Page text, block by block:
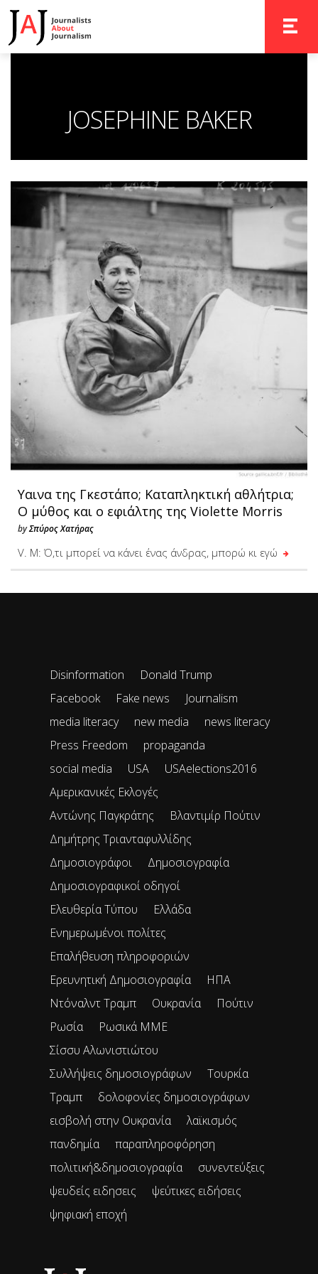
JOSEPHINE BAKER
Υαινα της Γκεστάπο; Καταπληκτική αθλήτρια;
Ο μύθος και ο εφιάλτης της Violette Morris
byΣπύρος Χατήρας
V. M: Ό,τι μπορεί να κάνει ένας άνδρας, μπορώ κι εγώ
Disinformation
Donald Trump
Facebook
Fake news
Journalism
media literacy
new media
news literacy
Press Freedom
propaganda
social media
USA
USAelections2016
Αμερικανικές Εκλογές
Αντώνης Παγκράτης
Βλαντιμίρ Πούτιν
Δημήτρης Τριανταφυλλίδης
Δημοσιογράφοι
Δημοσιογραφία
Δημοσιογραφικοί οδηγοί
Ελευθερία Τύπου
Ελλάδα
Ενημερωμένοι πολίτες
Επαλήθευση πληροφοριών
Ερευνητική Δημοσιογραφία
ΗΠΑ
Ντόναλντ Τραμπ
Ουκρανία
Πούτιν
Ρωσία
Ρωσικά ΜΜΕ
Σίσσυ Αλωνιστιώτου
Συλλήψεις δημοσιογράφων
Τουρκία
Τραμπ
δολοφονίες δημοσιογράφων
εισβολή στην Ουκρανία
λαϊκισμός
πανδημία
παραπληροφόρηση
πολιτική&δημοσιογραφία
συνεντεύξεις
ψευδείς ειδησεις
ψεύτικες ειδήσεις
ψηφιακή εποχή